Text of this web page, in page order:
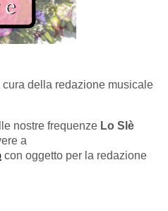
della redazione musicale
nostre frequenze Lo Slè
a
con oggetto per la redazione